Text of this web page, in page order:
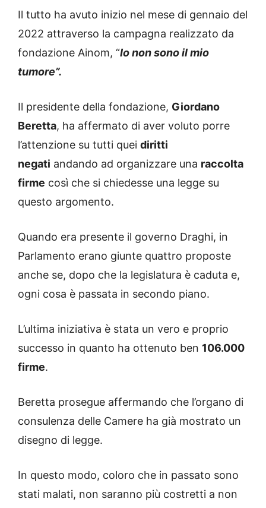
Il tutto ha avuto inizio nel mese di gennaio del
2022 attraverso la campagna realizzato da
fondazione Ainom, “Io non sono il mio
tumore”.
Il presidente della fondazione, Giordano
Beretta, ha affermato di aver voluto porre
l’attenzione su tutti quei diritti
negati andando ad organizzare una raccolta
firme così che si chiedesse una legge su
questo argomento.
Quando era presente il governo Draghi, in
Parlamento erano giunte quattro proposte
anche se, dopo che la legislatura è caduta e,
ogni cosa è passata in secondo piano.
L’ultima iniziativa è stata un vero e proprio
successo in quanto ha ottenuto ben 106.000
firme.
Beretta prosegue affermando che l’organo di
consulenza delle Camere ha già mostrato un
disegno di legge.
In questo modo, coloro che in passato sono
stati malati, non saranno più costretti a non